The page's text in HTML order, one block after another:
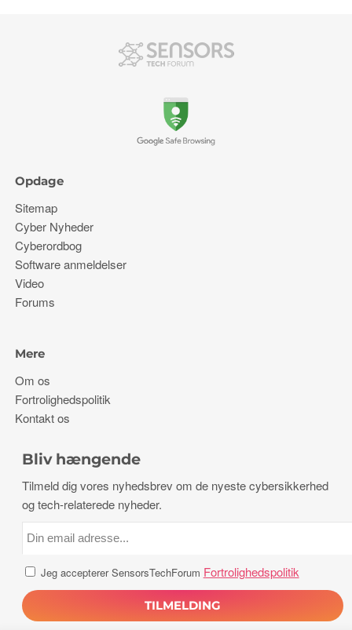
Opdage
Sitemap
Cyber ​​Nyheder
Cyberordbog
Software anmeldelser
Video
Forums
Mere
Om os
Fortrolighedspolitik
Kontakt os
Bliv hængende
Tilmeld dig vores nyhedsbrev om de nyeste cybersikkerhed
og tech-relaterede nyheder.
Jeg accepterer SensorsTechForum Fortrolighedspolitik